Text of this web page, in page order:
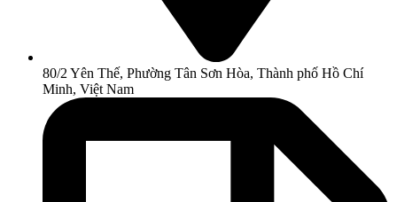
80/2 Yên Thế, Phường Tân Sơn Hòa, Thành phố Hồ Chí
Minh, Việt Nam